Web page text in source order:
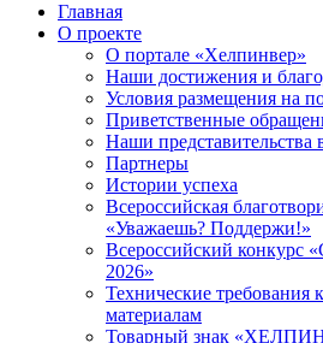
Главная
О проекте
О портале «Хелпинвер»
Наши достижения и
Условия размещения на
Приветственные
Наши
Партнеры
Истории успеха
Всероссийская
«Уважаешь? Поддержи!»
Всероссийский конкурс
2026»
Технические требования
материалам
Товарный знак